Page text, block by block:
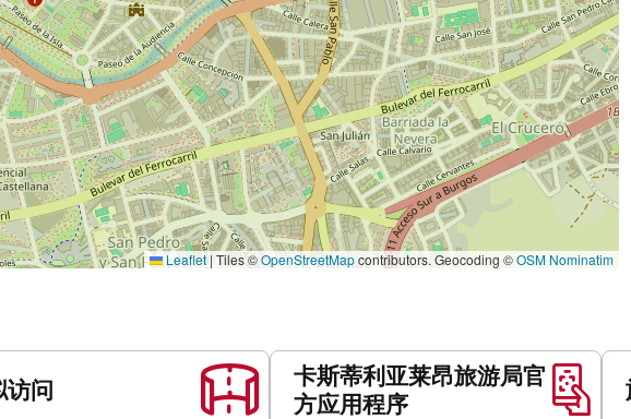
Leaflet | Tiles ©OpenStreetMapcontributors. Geocoding ©OSM Nominatim
访问
卡斯蒂利亚莱昂旅游局官
方应用程序